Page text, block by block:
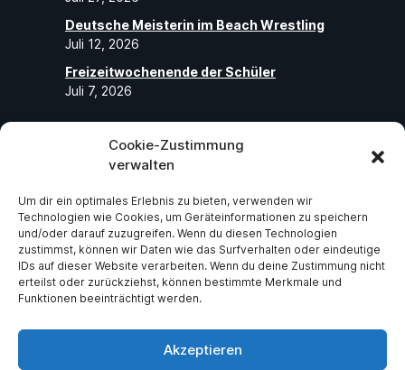
Cookie-Zustimmung
verwalten
Um dir ein optimales Erlebnis zu bieten, verwenden wir
Technologien wie Cookies, um Geräteinformationen zu speichern
und/oder darauf zuzugreifen. Wenn du diesen Technologien
zustimmst, können wir Daten wie das Surfverhalten oder eindeutige
IDs auf dieser Website verarbeiten. Wenn du deine Zustimmung nicht
erteilst oder zurückziehst, können bestimmte Merkmale und
Funktionen beeinträchtigt werden.
Akzeptieren
Deutsche Meisterin im Beach Wrestling
Juli 12, 2026
Freizeitwochenende der Schüler
Juli 7, 2026
Folge uns
Abonniere unseren Social-Media-Seiten
und folge uns, um die neuesten exklusiven
Neuigkeiten über ASV Germania Bruchsal
e.V zu erhalten.
Facebook
Instagram